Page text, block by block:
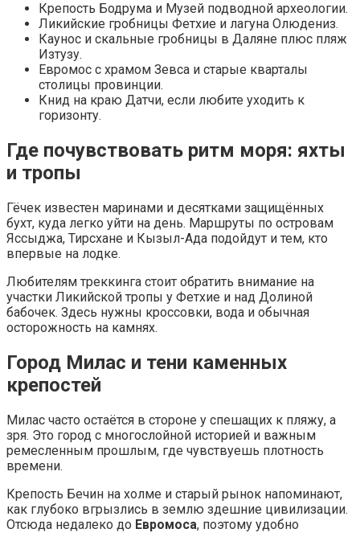
Крепость Бодрума и Музей подводной археологии.
Ликийские гробницы Фетхие и лагуна Олюдениз.
Каунос и скальные гробницы в Даляне плюс пляж
Изтузу.
Евромос с храмом Зевса и старые кварталы
столицы провинции.
Книд на краю Датчи, если любите уходить к
горизонту.
Где почувствовать ритм моря: яхты
и тропы
Гёчек известен маринами и десятками защищённых
бухт, куда легко уйти на день. Маршруты по островам
Яссыджа, Тирсханe и Кызыл-Ада подойдут и тем, кто
впервые на лодке.
Любителям треккинга стоит обратить внимание на
участки Ликийской тропы у Фетхие и над Долиной
бабочек. Здесь нужны кроссовки, вода и обычная
осторожность на камнях.
Город Милас и тени каменных
крепостей
Милас часто остаётся в стороне у спешащих к пляжу, а
зря. Это город с многослойной историей и важным
ремесленным прошлым, где чувствуешь плотность
времени.
Крепость Бечин на холме и старый рынок напоминают,
как глубоко вгрызлись в землю здешние цивилизации.
Отсюда недалеко до Евромоса, поэтому удобно